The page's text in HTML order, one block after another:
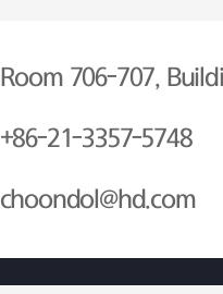
Room 706-707,
+86-21-3357-5748
choondol@hd.com